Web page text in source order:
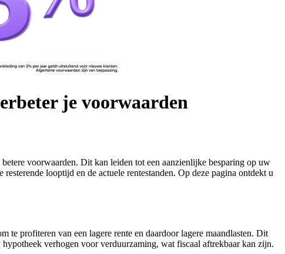
je voorwaarden
voorwaarden. Dit kan leiden tot een aanzienlijke besparing op uw
looptijd en de actuele rentestanden. Op deze pagina ontdekt u
profiteren van een lagere rente en daardoor lagere maandlasten. Dit
verhogen voor verduurzaming, wat fiscaal aftrekbaar kan zijn.